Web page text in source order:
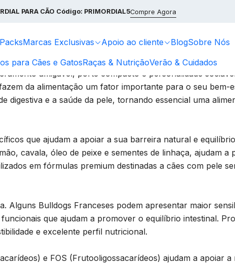
PacksMarcas Exclusivas Apoio ao cliente BlogSobre Nós
para Cães e GatosRaças & NutriçãoVerão & Cuidados
PARA CÃO Código: PRIMORDIAL5Compre Agora
& Nutrição Bulldog Francês – Pele sensível e digestão
e digestão
amigável, porte compacto e personalidade
da alimentação um fator importante para o seu bem-
digestiva e a saúde da pele, tornando essencial uma
que ajudam a apoiar a sua barreira natural e
cavala, óleo de peixe e sementes de linhaça, ajudam
em fórmulas premium destinadas a cães com pele
Bulldogs Franceses podem apresentar maior
que ajudam a promover o equilíbrio intestinal.
e excelente perfil nutricional.
e FOS (Frutooligossacarídeos) ajudam a apoiar